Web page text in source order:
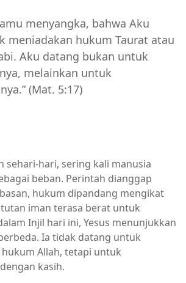
menyangka, bahwa Aku
meniadakan hukum Taurat atau
Aku datang bukan untuk
melainkan untuk
(Mat. 5:17)
sehari-hari, sering kali manusia
beban. Perintah dianggap
hukum dipandang mengikat
iman terasa berat untuk
Injil hari ini, Yesus menunjukkan
Ia tidak datang untuk
Allah, tetapi untuk
kasih.